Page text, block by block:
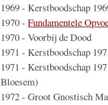
1969 - Kerstboodschap
1970 -Fundamentele
1970 - Voorbij de Dood
1971 - Kerstboodschap
1971 - Kerstboodschap
Bloesem)
1972 - Groot Gnostisch